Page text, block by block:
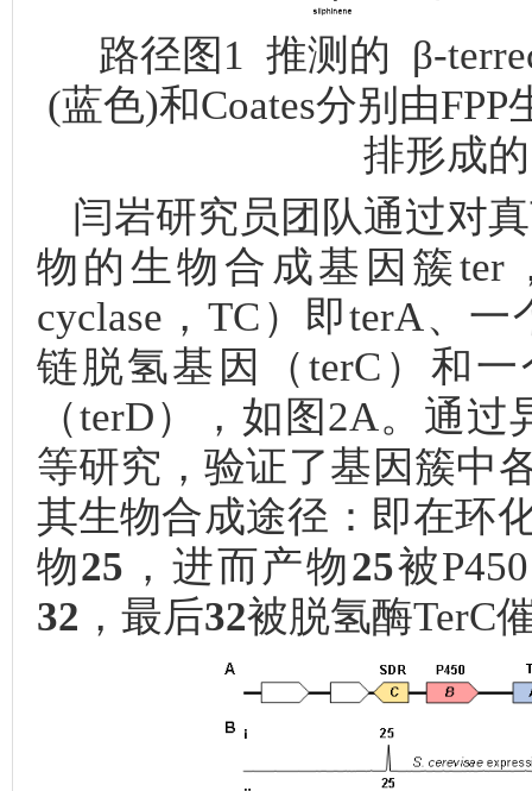
路径图1 推测的 β-
(蓝色)和Coates分别由FPP
排形成
闫岩研究员团队通过对
物的生物合成基因簇ter
cyclase，TC）即terA、
链脱氢基因（terC）和
（terD），如图2A。通
等研究，验证了基因簇中
其生物合成途径：即在环
物25 ，进而产物25被
32 ，最后32被脱氢酶TerC